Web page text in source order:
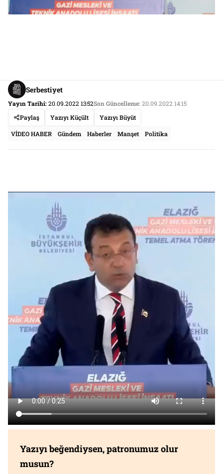
Serbestiyet
Yayın Tarihi:20.09.2022 13:52Son Güncelleme:20.09.2022 14:15
Paylaş
Yazıyı Küçült Yazıyı Büyüt
VİDEO HABER Gündem Haberler Manşet Politika
Yazıyı beğendiysen, patronumuz olur
musun?